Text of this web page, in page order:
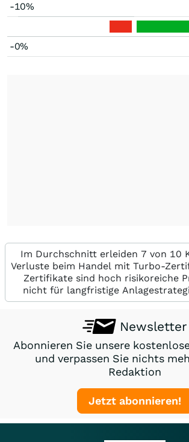
-10%
-0%
Im Durchschnitt erleiden 7 von 10
Verluste beim Handel mit Turbo-
Zertifikate sind hoch risikoreiche
nicht für langfristige
Newsletter
Abonnieren Sie unsere
und verpassen Sie nichts
Redaktion
Jetzt abonnieren!